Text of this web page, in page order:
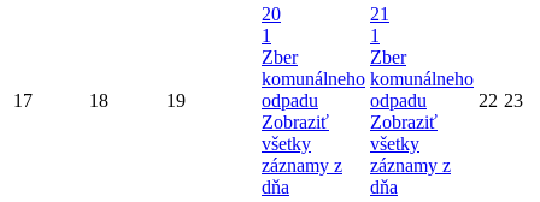
17 18 19
20
1
Zber
komunálneho
odpadu
Zobraziť
všetky
záznamy z
dňa
21
1
Zber
komunálneho
odpadu
Zobraziť
všetky
záznamy z
dňa
22 23